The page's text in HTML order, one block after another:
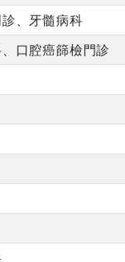
、牙髓病科
口腔癌篩檢門診